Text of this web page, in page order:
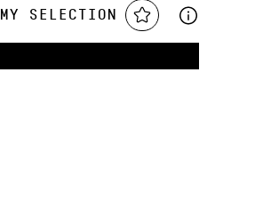
My Selection